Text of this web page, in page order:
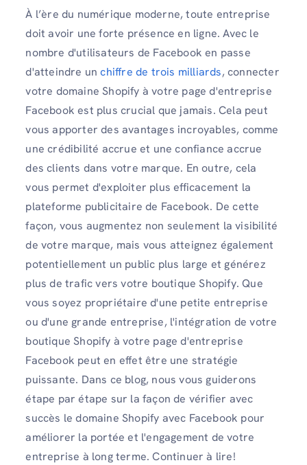
À l’ère du numérique moderne, toute entreprise
doit avoir une forte présence en ligne. Avec le
nombre d'utilisateurs de Facebook en passe
d'atteindre unchiffre de trois milliards, connecter
votre domaine Shopify à votre page d'entreprise
Facebook est plus crucial que jamais. Cela peut
vous apporter des avantages incroyables, comme
une crédibilité accrue et une confiance accrue
des clients dans votre marque. En outre, cela
vous permet d'exploiter plus efficacement la
plateforme publicitaire de Facebook. De cette
façon, vous augmentez non seulement la visibilité
de votre marque, mais vous atteignez également
potentiellement un public plus large et générez
plus de trafic vers votre boutique Shopify. Que
vous soyez propriétaire d'une petite entreprise
ou d'une grande entreprise, l'intégration de votre
boutique Shopify à votre page d'entreprise
Facebook peut en effet être une stratégie
puissante. Dans ce blog, nous vous guiderons
étape par étape sur la façon de vérifier avec
succès le domaine Shopify avec Facebook pour
améliorer la portée et l'engagement de votre
entreprise à long terme. Continuer à lire!